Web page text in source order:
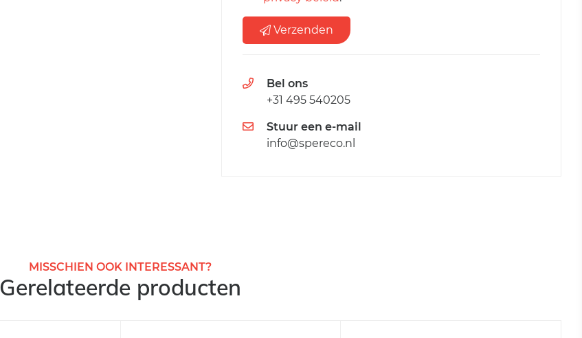
Verzenden
Bel ons
+31 495 540205
Stuur een e-mail
info@spereco.nl
MISSCHIEN OOK INTERESSANT?
Gerelateerde producten